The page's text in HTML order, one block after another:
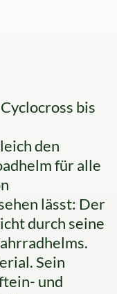
bis
den
für alle
lässt: Der
durch seine
Sein
und